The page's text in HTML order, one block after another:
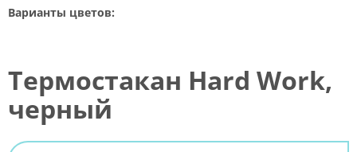
Варианты цветов:
Термостакан Hard Work,
черный